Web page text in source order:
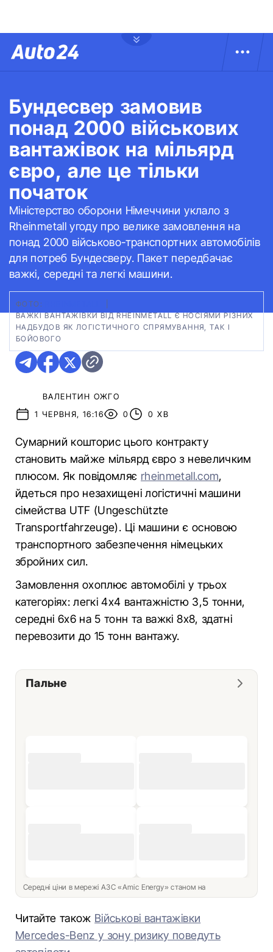
Бундесвер замовив
понад 2000 військових
вантажівок на мільярд
євро, але це тільки
початок
Міністерство оборони Німеччини уклало з
Rheinmetall угоду про велике замовлення на
понад 2000 військово-транспортних автомобілів
для потреб Бундесверу. Пакет передбачає
важкі, середні та легкі машини.
ФОТО:
ВАЖКІ ВАНТАЖІВКИ ВІД RHEINMETALL Є НОСІЯМИ РІЗНИХ
НАДБУДОВ ЯК ЛОГІСТИЧНОГО СПРЯМУВАННЯ, ТАК І
БОЙОВОГО
ВАЛЕНТИН ОЖГО
1 ЧЕРВНЯ, 16:16
0 0 ХВ
Сумарний кошторис цього контракту
становить майже мільярд євро з невеличким
плюсом. Як повідомляє rheinmetall.com,
йдеться про незахищені логістичні машини
сімейства UTF (Ungeschützte
Transportfahrzeuge). Ці машини є основою
транспортного забезпечення німецьких
збройних сил.
Замовлення охоплює автомобілі у трьох
категоріях: легкі 4x4 вантажністю 3,5 тонни,
середні 6x6 на 5 тонн та важкі 8x8, здатні
перевозити до 15 тонн вантажу.
Пальне
Середні ціни в мережі АЗС «Amic Energy» станом на
Читайте також Військові вантажівки
Mercedes-Benz у зону ризику поведуть